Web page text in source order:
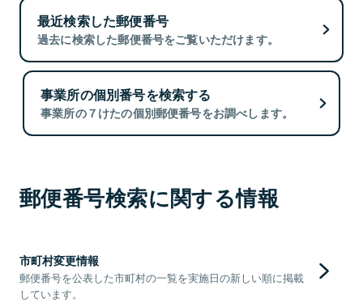
最近検索した郵便番号
過去に検索した郵便番号をご覧いただけます。
事業所の個別番号を検索する
事業所の７けたの個別郵便番号をお調べします。
郵便番号検索に関する情報
市町村変更情報
郵便番号を公表した市町村の一覧を実施日の新しい順に掲載
しています。